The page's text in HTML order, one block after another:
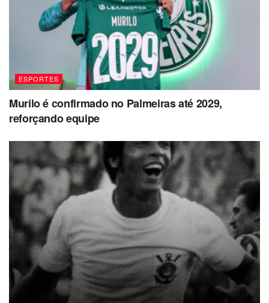
ESPORTES
Murilo é confirmado no Palmeiras até 2029,
reforçando equipe